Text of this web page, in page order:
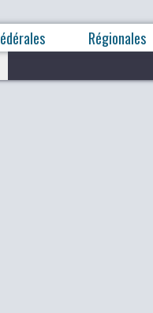
Régionales